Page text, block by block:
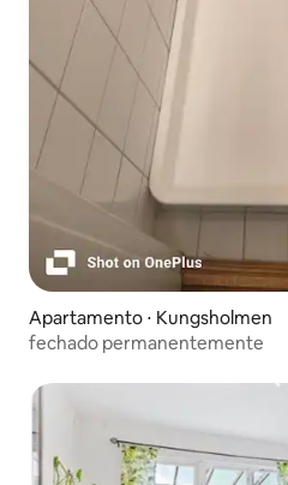
Apartamento ⋅ Kungsholmen
fechado permanentemente